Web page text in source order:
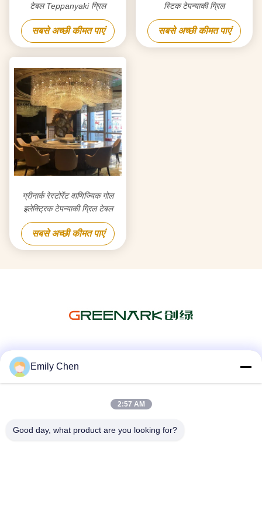
टेबल Teppanyaki ग्रिल
सबसे अच्छी कीमत पाएं
स्टिक टेपन्याकी ग्रिल
सबसे अच्छी कीमत पाएं
ग्रीनार्क रेस्टोरेंट वाणिज्यिक गोल
इलेक्ट्रिक टेपन्याकी ग्रिल टेबल
सबसे अच्छी कीमत पाएं
टेलीफोन
Emily Chen
2:57 AM
Good day, what product are you looking for?